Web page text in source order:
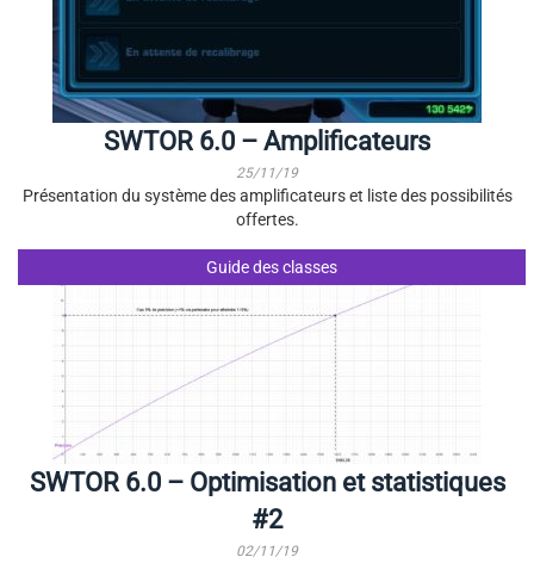
SWTOR 6.0 – Amplificateurs
25/11/19
Présentation du système des amplificateurs et liste des possibilités
offertes.
Guide des classes
SWTOR 6.0 – Optimisation et statistiques
#2
02/11/19